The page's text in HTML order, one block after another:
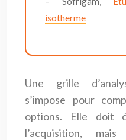
isotherme
Une grille
s’impose pour
options. Elle doit
l’acquisition,